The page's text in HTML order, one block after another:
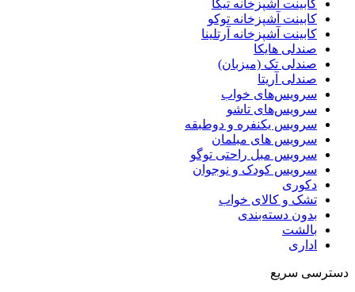
کابینت آشپزخانه تیکا
کابینت آشپزخانه توکو
کابینت آشپزخانه آرتلینا
صندلی هایکا
صندلی تک (میزبان)
صندلی آریتا
سرویس‌های خواب
سرویس‌های تاشو
سرویس یکنفره و دوطبقه
سرویس های مبلمان
سرویس مبل راحتی توگو
سرویس کودک و نوجوان
دکوری
تشک و کالای خواب
بدون دسته‌بندی
بالشت
اداری
دسترسی سریع